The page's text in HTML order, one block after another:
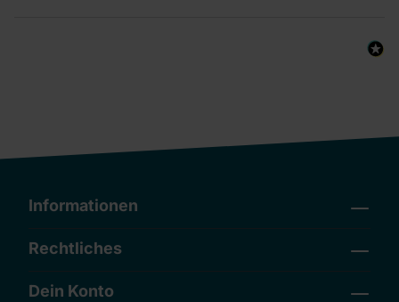
Informationen
Rechtliches
Dein Konto